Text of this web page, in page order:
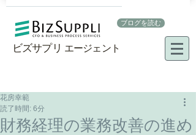
ブログを読む
ビズサプリ エージェント​
財務経理の業務改善の進め
花房幸範
読了時間: 6分